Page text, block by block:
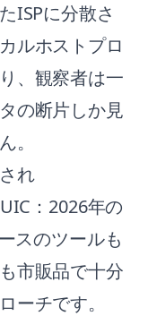
ISPに分散さ
ルホストプロ
、観察者は一
の断片しか見
。
れ
：2026年の
スのツールも
市販品で十分
ーチです。